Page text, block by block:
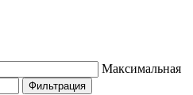
Максимальная
Фильтрация